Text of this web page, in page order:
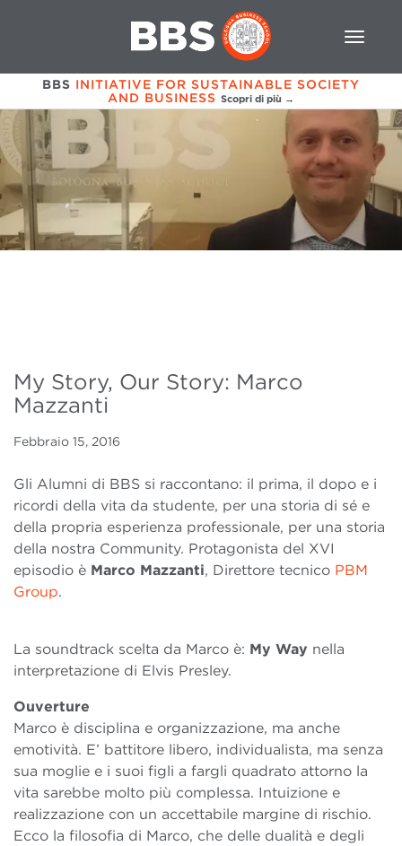
BBS INITIATIVE FOR SUSTAINABLE SOCIETY
AND BUSINESS Scopri di più →
My Story, Our Story: Marco
Mazzanti
Febbraio 15, 2016
Gli Alumni di BBS si raccontano: il prima, il dopo e i
ricordi della vita da studente, per una storia di sé e
della propria esperienza professionale, per una storia
della nostra Community. Protagonista del XVI
episodio è Marco Mazzanti, Direttore tecnico PBM
Group.
La soundtrack scelta da Marco è: My Way nella
interpretazione di Elvis Presley.
Ouverture
Marco è disciplina e organizzazione, ma anche
emotività. E’ battitore libero, individualista, ma senza
sua moglie e i suoi figli a fargli quadrato attorno la
vita sarebbe molto più complessa. Intuizione e
realizzazione con un accettabile margine di rischio.
Ecco la filosofia di Marco, che delle dualità e degli